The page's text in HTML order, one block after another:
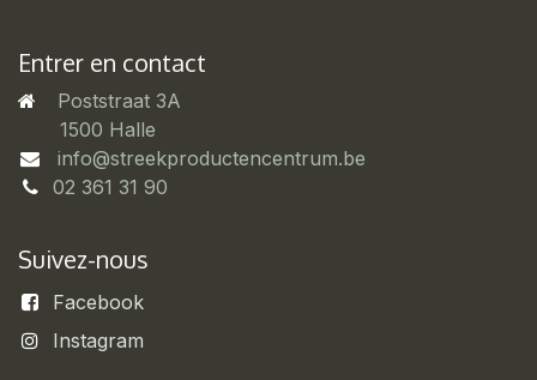
Entrer en contact
Poststraat 3A
​1500 Halle
info@streekproductencentrum.be
02 361 31 90
Suivez-nous
Facebook
Instagram